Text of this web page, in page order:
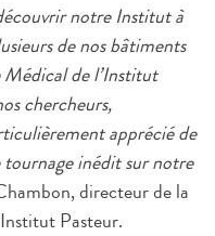
notre Institut à
de nos bâtiments
de l’Institut
chercheurs,
apprécié de
tournage inédit sur notre
directeur de la
Pasteur.